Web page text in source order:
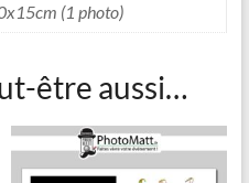
(1 photo)
être aussi…